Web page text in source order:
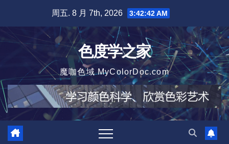
周五. 8 月 7th, 2026 3:42:43 AM
色度学之家
魔咖色域 MyColorDoc.com